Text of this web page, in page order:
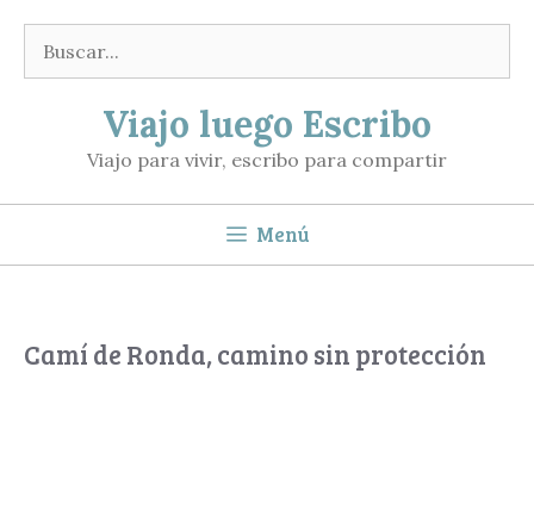
contenido
Buscar:
Viajo luego Escribo
Viajo para vivir, escribo para compartir
Menú
Camí de Ronda, camino sin protección